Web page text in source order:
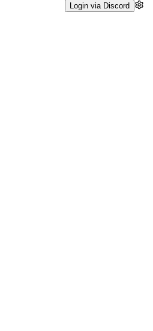
Login via Discord